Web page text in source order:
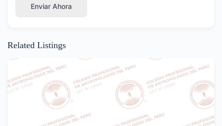
Enviar Ahora
Related Listings